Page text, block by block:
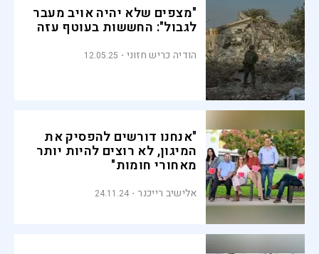
"מצפים שלא יהיה אויב מעבר
לגבול": החששות בעוטף עזה
הודיה כריש חזוני 12.05.25
"אנחנו דורשים להפסיק את
המיגון, לא רוצים להיות יותר
מאחורי חומות"
אלישיב רייכנר 24.11.24